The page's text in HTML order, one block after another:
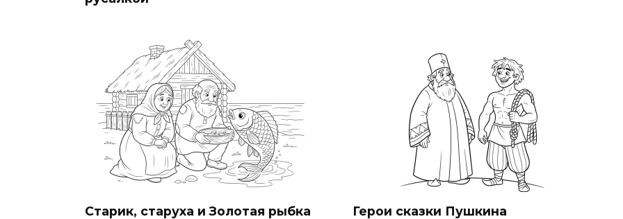
Старик, старуха и Золотая рыбка Герои сказки Пушкина